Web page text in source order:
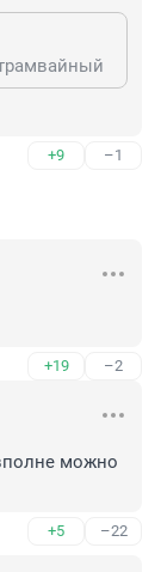
+9 –1
+19 –2
можно
+5 –22